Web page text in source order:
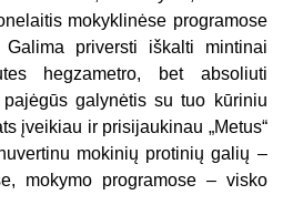
mokyklinėse programose
priversti iškalti mintinai
hegzametro, bet absoliuti
galynėtis su tuo kūriniu
įveikiau ir prisijaukinau „Metus“
mokinių protinių galių –
mokymo programose – visko